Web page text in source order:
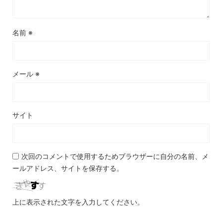
名前 ※
メール ※
サイト
次回のコメントで使用するためブラウザーに自分の名前、メ
ールアドレス、サイトを保存する。
上に表示された文字を入力してください。